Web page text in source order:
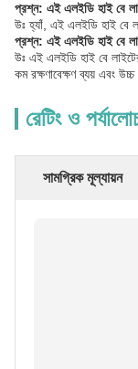
প্রশ্ন: এই এলইডি হাই বে
উঃ হ্যাঁ, এই এলইডি হাই বে
প্রশ্ন: এই এলইডি হাই বে
উঃ এই এলইডি হাই বে লাইটের
কম রক্ষণাবেক্ষণ ব্যয় এবং
রেটিং ও
সামগ্রিক মূল্যায়ন